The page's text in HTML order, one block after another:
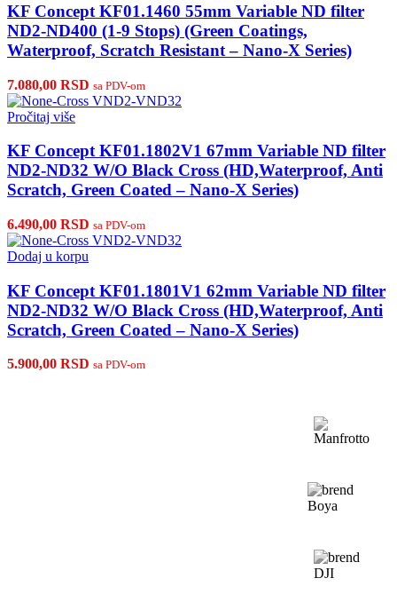
KF Concept KF01.1460 55mm Variable ND filter
ND2-ND400 (1-9 Stops) (Green Coatings,
Waterproof, Scratch Resistant – Nano-X Series)
7.080,00 RSD sa PDV-om
Pročitaj više
KF Concept KF01.1802V1 67mm Variable ND filter
ND2-ND32 W/O Black Cross (HD,Waterproof, Anti
Scratch, Green Coated – Nano-X Series)
6.490,00 RSD sa PDV-om
Dodaj u korpu
KF Concept KF01.1801V1 62mm Variable ND filter
ND2-ND32 W/O Black Cross (HD,Waterproof, Anti
Scratch, Green Coated – Nano-X Series)
5.900,00 RSD sa PDV-om